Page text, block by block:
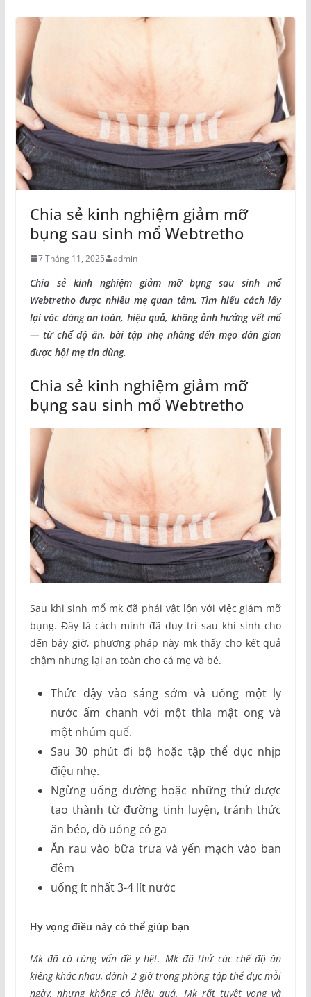
Chia sẻ kinh nghiệm giảm mỡ
bụng sau sinh mổ Webtretho
7 Tháng 11, 2025 admin
Chia sẻ kinh nghiệm giảm mỡ bụng sau sinh mổ
Webtretho được nhiều mẹ quan tâm. Tìm hiểu cách lấy
lại vóc dáng an toàn, hiệu quả, không ảnh hưởng vết mổ
— từ chế độ ăn, bài tập nhẹ nhàng đến mẹo dân gian
được hội mẹ tin dùng.
Chia sẻ kinh nghiệm giảm mỡ
bụng sau sinh mổ Webtretho
Sau khi sinh mổ mk đã phải vật lộn với việc giảm mỡ
bụng. Đây là cách mình đã duy trì sau khi sinh cho
đến bây giờ, phương pháp này mk thấy cho kết quả
chậm nhưng lại an toàn cho cả mẹ và bé.
Thức dậy vào sáng sớm và uống một ly
nước ấm chanh với một thìa mật ong và
một nhúm quế.
Sau 30 phút đi bộ hoặc tập thể dục nhịp
điệu nhẹ.
Ngừng uống đường hoặc những thứ được
tạo thành từ đường tinh luyện, tránh thức
ăn béo, đồ uống có ga
Ăn rau vào bữa trưa và yến mạch vào ban
đêm
uống ít nhất 3-4 lít nước
Hy vọng điều này có thể giúp bạn
Mk đã có cùng vấn đề y hệt. Mk đã thử các chế độ ăn
kiêng khác nhau, dành 2 giờ trong phòng tập thể dục mỗi
ngày, nhưng không có hiệu quả. Mk rất tuyệt vọng và